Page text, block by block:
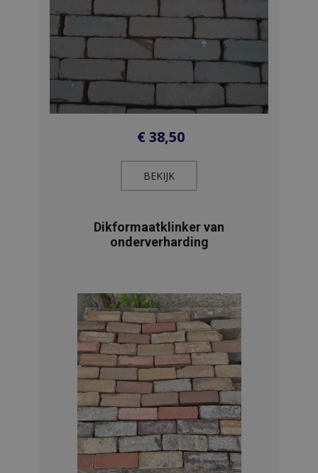
€38,50
BEKIJK​
Dikformaatklinker van
onderverharding